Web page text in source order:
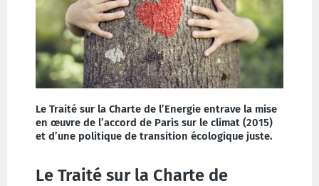
Le Traité sur la Charte de l’Energie entrave la mise
en œuvre de l’accord de Paris sur le climat (2015)
et d’une politique de transition écologique juste.
Le Traité sur la Charte de